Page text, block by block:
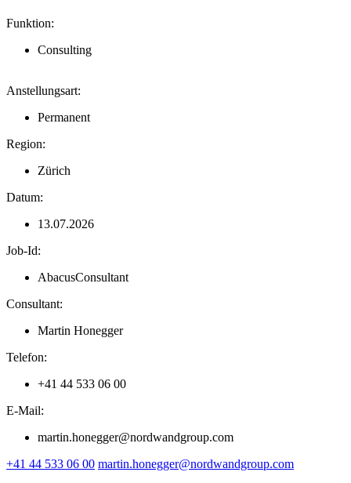
Funktion:
Consulting
Anstellungsart:
Permanent
Region:
Zürich
Datum:
13.07.2026
Job-Id:
AbacusConsultant
Consultant:
Martin Honegger
Telefon:
+41 44 533 06 00
E-Mail:
martin.honegger@nordwandgroup.com
+41 44 533 06 00 martin.honegger@nordwandgroup.com